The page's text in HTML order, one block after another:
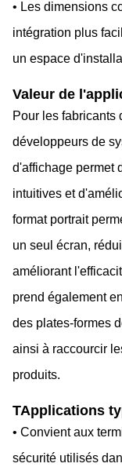
• Les dimensions
intégration plus
un espace
Valeur de
Pour les fabricants
développeurs de
d'affichage permet
intuitives et
format portrait
un seul écran,
améliorant
prend également
des plates-formes
ainsi à raccourcir
produits.
TApplications
• Convient aux
sécurité utilisés